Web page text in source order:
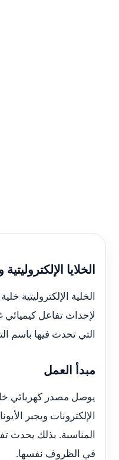
الخلايا
الخلية الإلكتروليتية
لإحداث تفاعل كيميائي
التي تحدث فيها باسم
مبدأ العمل
يوصل مصدر كهربائي
الإلكترونات ويجبر
المناسبة. بذلك يحدث
في الظروف نفسها.